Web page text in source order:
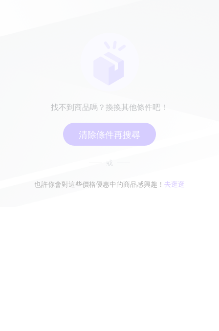
找不到商品嗎？換換其他條件吧！
清除條件再搜尋
或
也許你會對這些價格優惠中的商品感興趣！ 去逛逛